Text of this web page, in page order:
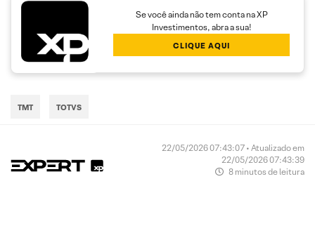
Se você ainda não tem conta na XP
Investimentos, abra a sua!
CLIQUE AQUI
TMT TOTVS
22/05/2026 07:43:07 • Atualizado em
22/05/2026 07:43:39
8 minutos de leitura